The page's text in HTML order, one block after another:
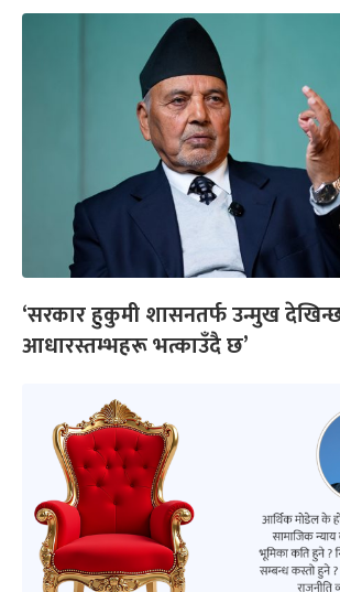
‘सरकार हुकुमी शासनतर्फ उन्मुख
आधारस्तम्भहरू भत्काउँदै छ’